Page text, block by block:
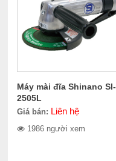
Máy mài đĩa Shinano SI-
2505L
Giá bán: Liên hệ
1986 người xem